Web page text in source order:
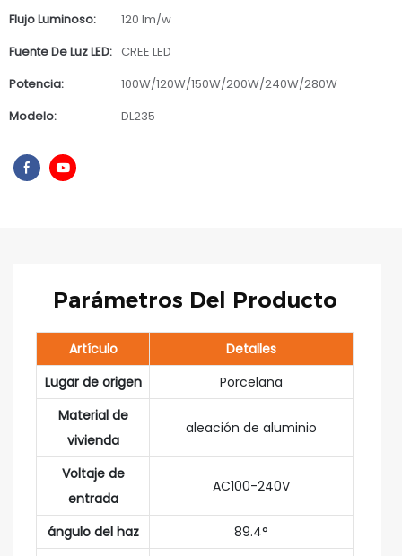
Flujo Luminoso:
120 lm/w
Fuente De Luz LED: CREE LED
Potencia:
100W/120W/150W/200W/240W/280W
Modelo:
DL235
Parámetros Del Producto
Artículo
Detalles
Lugar de origen
Porcelana
Material de
vivienda
aleación de aluminio
Voltaje de
entrada
AC100-240V
ángulo del haz
89.4°